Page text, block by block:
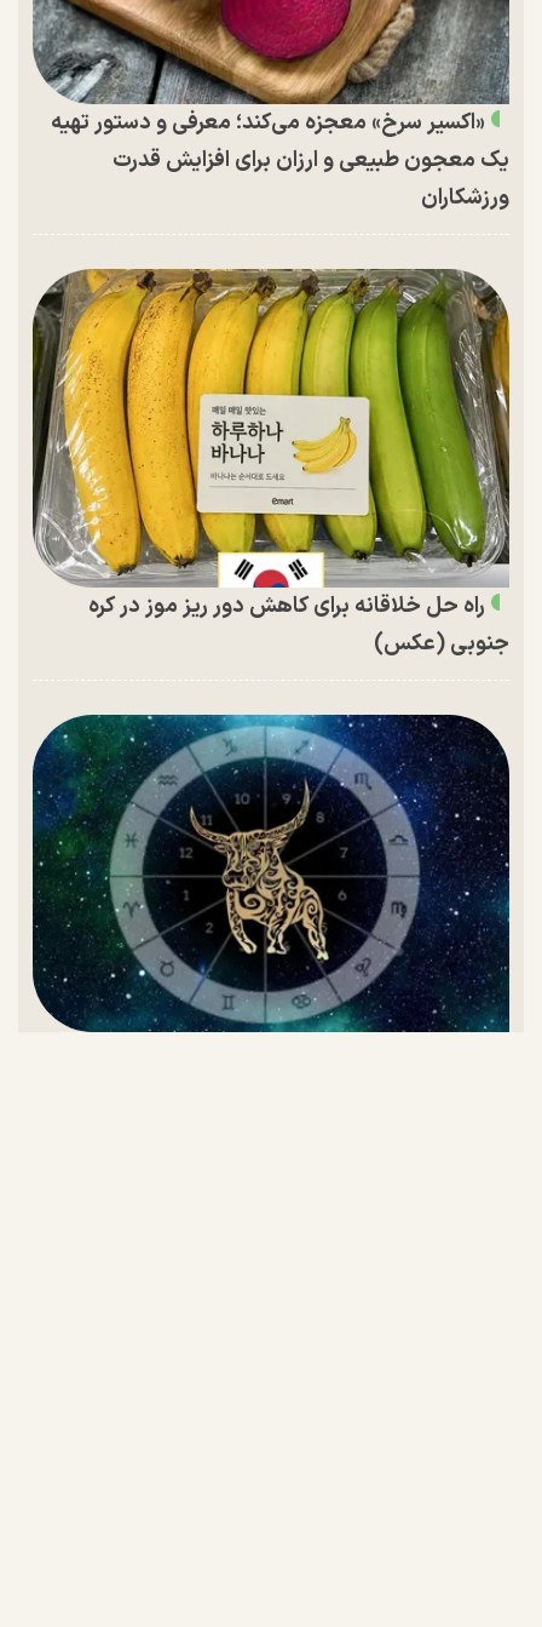
«اکسیر سرخ» معجزه می‌کند؛ معرفی و دستور تهیه
یک معجون طبیعی و ارزان برای افزایش قدرت
ورزشکاران
راه حل خلاقانه برای کاهش دور ریز موز در کره
جنوبی (عکس)